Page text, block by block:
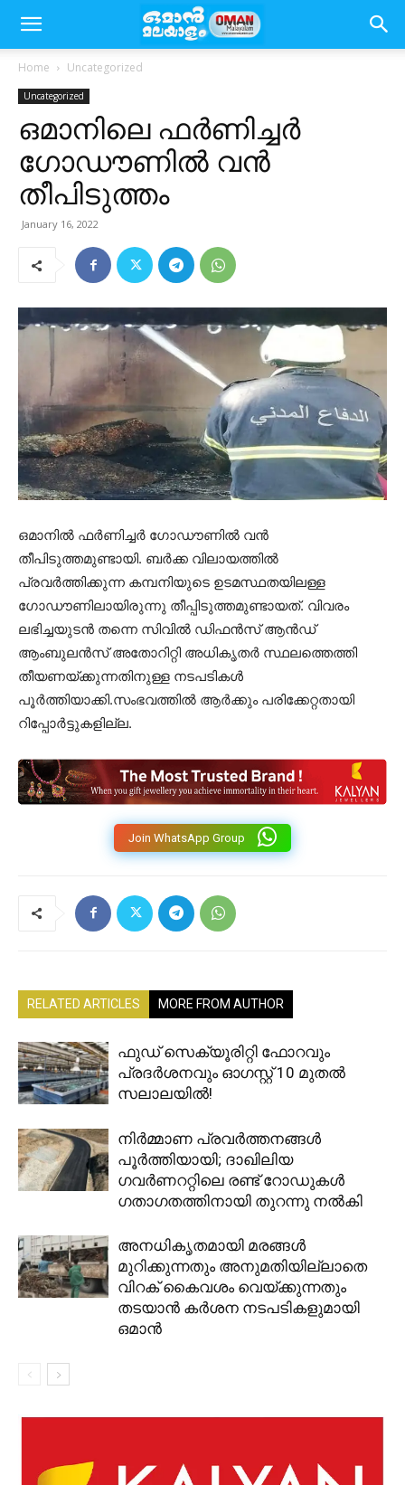
Home Uncategorized
Uncategorized
ഒമാനിലെ ഫര്‍ണിച്ചര്‍
ഗോഡൗണില്‍ വന്‍
തീപിടുത്തം
January 16, 2022
ഒമാനില്‍ ഫര്‍ണിച്ചര്‍ ഗോഡൗണില്‍ വന്‍
തീപിടുത്തമുണ്ടായി. ബര്‍ക്ക വിലായത്തില്‍
പ്രവര്‍ത്തിക്കുന്ന കമ്പനിയുടെ ഉടമസ്ഥതയിലള്ള
ഗോഡൗണിലായിരുന്നു തീപ്പിടുത്തമുണ്ടായത്. വിവരം
ലഭിച്ചയുടന്‍ തന്നെ സിവിൽ ഡിഫൻസ്‌ ആൻഡ്
ആംബുലൻസ് അതോറിറ്റി അധികൃതർ സ്ഥലത്തെത്തി
തീയണയ്ക്കുന്നതിനുള്ള നടപടികൾ
പൂർത്തിയാക്കി.സംഭവത്തില്‍ ആര്‍ക്കും പരിക്കേറ്റതായി
റിപ്പോര്‍ട്ടുകളില്ല.
Join WhatsApp Group
RELATED ARTICLES MORE FROM AUTHOR
ഫുഡ് സെക്യൂരിറ്റി ഫോറവും
പ്രദർശനവും ഓഗസ്റ്റ് 10 മുതൽ
സലാലയിൽ!
നിർമ്മാണ പ്രവർത്തനങ്ങൾ
പൂർത്തിയായി; ദാഖിലിയ
ഗവർണററ്റിലെ രണ്ട് റോഡുകൾ
ഗതാഗതത്തിനായി തുറന്നു നൽകി
അനധികൃതമായി മരങ്ങൾ
മുറിക്കുന്നതും അനുമതിയില്ലാതെ
വിറക് കൈവശം വെയ്ക്കുന്നതും
തടയാൻ കർശന നടപടികളുമായി
ഒമാൻ